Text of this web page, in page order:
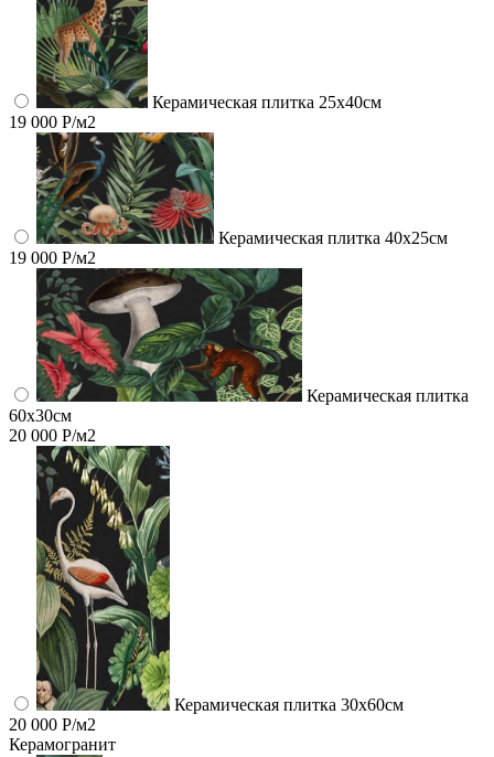
Керамическая плитка 25х40см
19 000 Р/м2
Керамическая плитка 40х25см
19 000 Р/м2
Керамическая плитка
60x30см
20 000 Р/м2
Керамическая плитка 30x60см
20 000 Р/м2
Керамогранит